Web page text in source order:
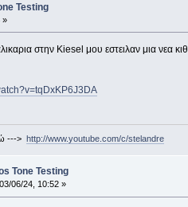
Testing
»
στην Kiesel μου εστειλαν μια νεα
---> http://www.youtube.com/c/stelandre
Tone Testing
03/06/24, 10:52 »